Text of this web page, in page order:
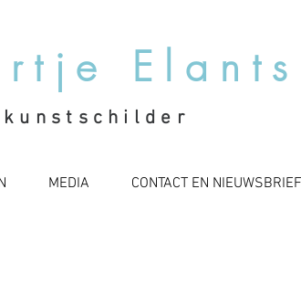
Elants
kunstschilder
MEDIA CONTACT EN NIEUWSBRIEF